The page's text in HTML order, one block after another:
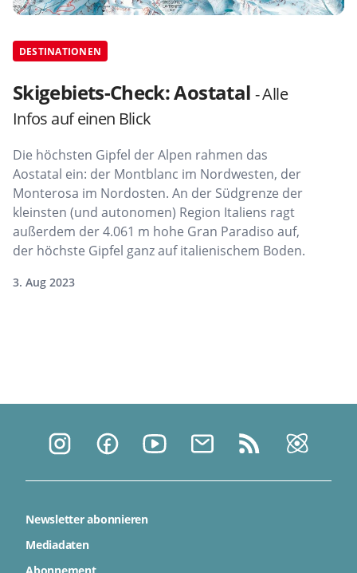
DESTINATIONEN
Skigebiets-Check: Aostatal - Alle
Infos auf einen Blick
Die höchsten Gipfel der Alpen rahmen das
Aostatal ein: der Montblanc im Nordwesten, der
Monterosa im Nordosten. An der Südgrenze der
kleinsten (und autonomen) Region Italiens ragt
außerdem der 4.061 m hohe Gran Paradiso auf,
der höchste Gipfel ganz auf italienischem Boden.
3. Aug 2023
Newsletter abonnieren
Mediadaten